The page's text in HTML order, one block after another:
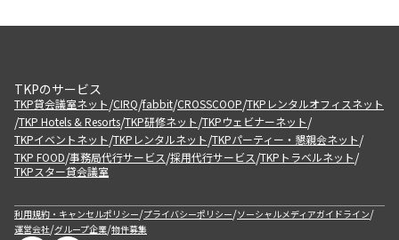
TKPのサービス
TKP貸会議室ネット/CIRQ/fabbit/CROSSCOOP/TKPレンタルオフィスネット
/TKP Hotels & Resorts/TKP研修ネット/TKPウェビナーネット/
TKPイベントネット/TKPレンタルネット/TKPパーティー・懇親会ネット/
TKP FOOD/事務局代行サービス/採用代行サービス/TKPトラベルネット/
TKPスター貸会議室
利用規約・キャンセルポリシー/プライバシーポリシー/ソーシャルメディアガイドライン/
運営会社/グループ企業/物件募集